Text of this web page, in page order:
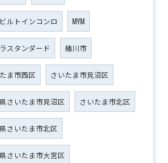
ルトインコンロ MYM
スタンダード 桶川市
ま市西区 さいたま市見沼区
さいたま市見沼区 さいたま市北区
さいたま市北区
さいたま市大宮区